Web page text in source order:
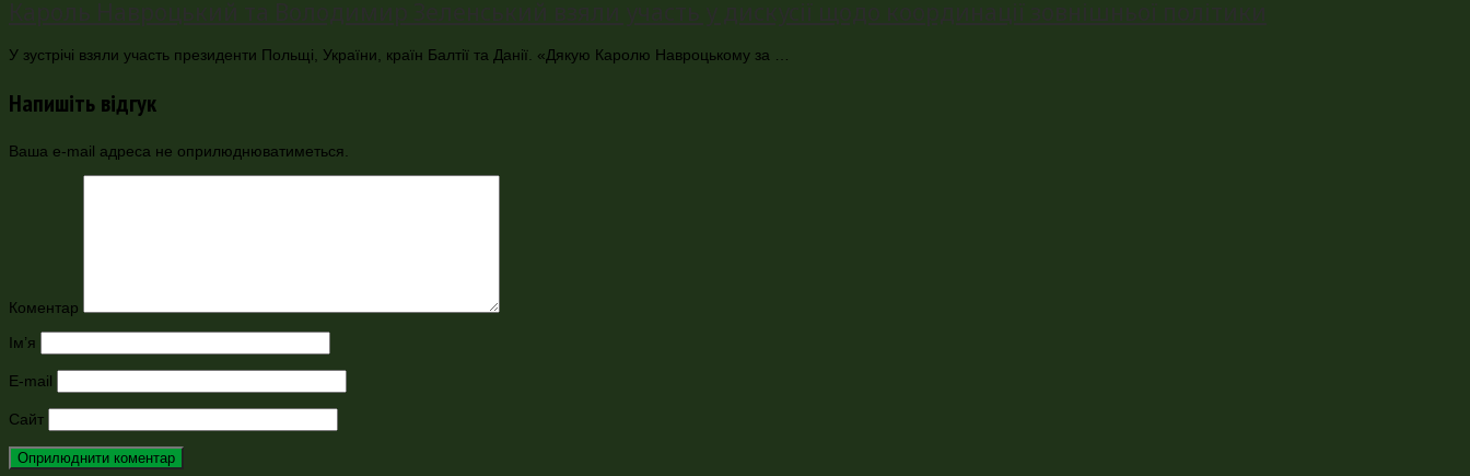
У зустрічі взяли участь президенти Польщі, України, країн Балтії та Данії. «Дякую Каролю Навроцькому за …
Напишіть відгук
Ваша e-mail адреса не оприлюднюватиметься.
Коментар
Ім’я
E-mail
Сайт